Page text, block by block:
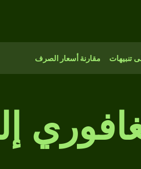
تنبيهات مقارنة أسعار الصرف